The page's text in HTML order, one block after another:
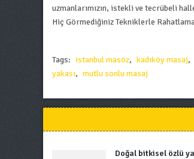
uzmanlarımızın, istekli ve tecrübeli
Hiç Görmediğiniz Tekniklerle
Tags: istanbul masöz, kadıköy masaj,
yakası, mutlu sonlu masaj
Doğal bitkisel özlü